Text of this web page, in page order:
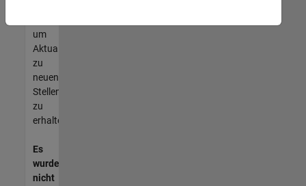
um
Aktualisierungen
zu
neuen
Stellenangeboten
zu
erhalten.
Es
wurden
nicht